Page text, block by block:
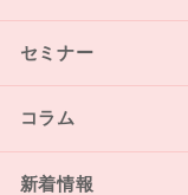
セミナー
コラム
新着情報